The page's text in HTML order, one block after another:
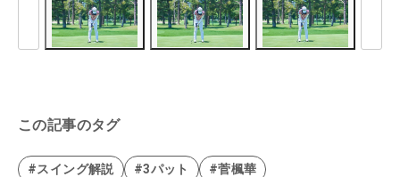
この記事のタグ
#スイング解説 #3パット #菅楓華